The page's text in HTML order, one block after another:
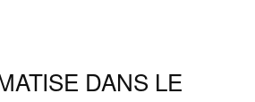
DANS LE